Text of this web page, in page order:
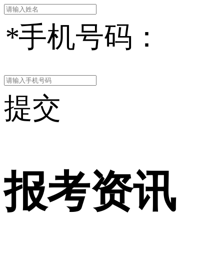
*手机号码：
提交
报考资讯